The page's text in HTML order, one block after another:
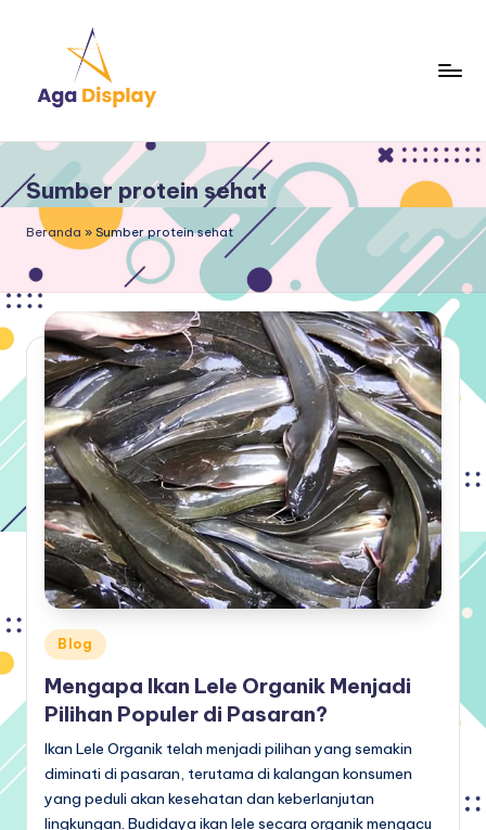
content
Sumber protein sehat
Beranda » Sumber protein sehat
Posted
in
Blog
Mengapa Ikan Lele Organik Menjadi
Pilihan Populer di Pasaran?
Ikan Lele Organik telah menjadi pilihan yang semakin
diminati di pasaran, terutama di kalangan konsumen
yang peduli akan kesehatan dan keberlanjutan
lingkungan. Budidaya ikan lele secara organik mengacu